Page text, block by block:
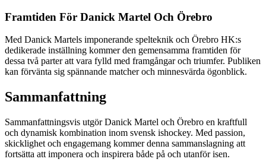
Framtiden För Danick Martel Och Örebro
Med Danick Martels imponerande spelteknik och Örebro HK:s
dedikerade inställning kommer den gemensamma framtiden för
dessa två parter att vara fylld med framgångar och triumfer. Publiken
kan förvänta sig spännande matcher och minnesvärda ögonblick.
Sammanfattning
Sammanfattningsvis utgör Danick Martel och Örebro en kraftfull
och dynamisk kombination inom svensk ishockey. Med passion,
skicklighet och engagemang kommer denna sammanslagning att
fortsätta att imponera och inspirera både på och utanför isen.